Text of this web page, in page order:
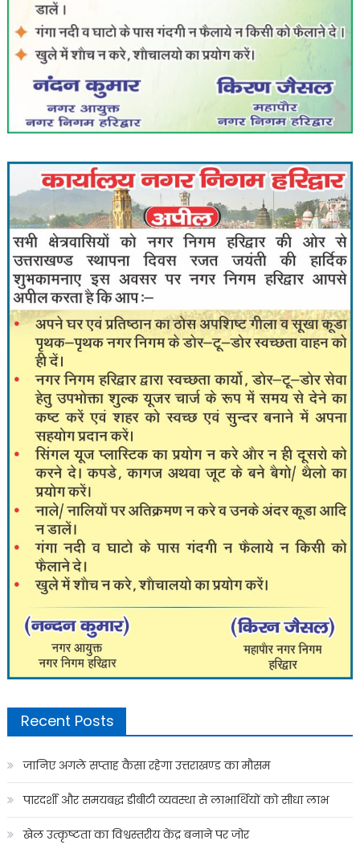
Recent Posts
जानिए अगले सप्ताह कैसा रहेगा उत्तराखण्ड का मौसम
पारदर्शी और समयबद्ध डीबीटी व्यवस्था से लाभार्थियों को सीधा लाभ
खेल उत्कृष्टता का विश्वस्तरीय केंद्र बनाने पर जोर